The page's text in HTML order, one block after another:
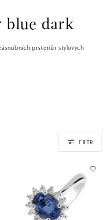
blue dark
prstenů i stylových
FILTR